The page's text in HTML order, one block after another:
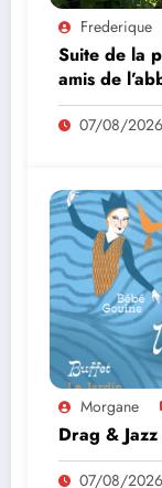
Frederique
Suite de la
amis de
07/08/2026
Morgane
Drag &
07/08/2026